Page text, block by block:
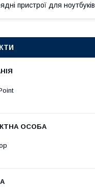
пристрої для ноутбуків